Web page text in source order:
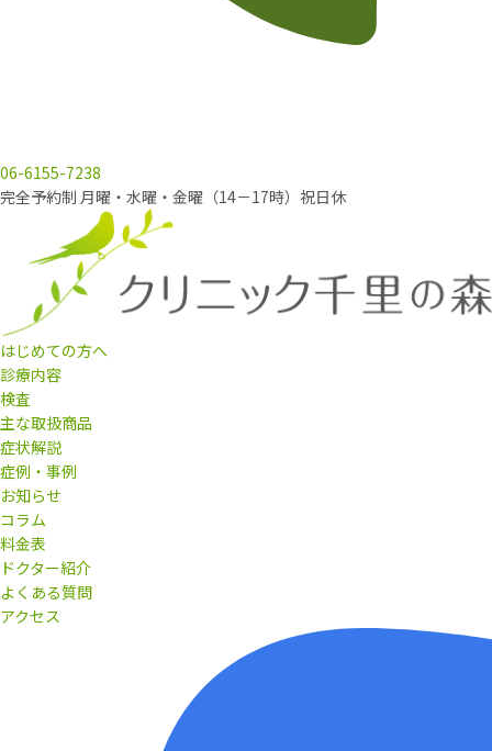
06-6155-7238
完全予約制 月曜・水曜・金曜（14－17時）祝日休
はじめての方へ
診療内容
検査
主な取扱商品
症状解説
症例・事例
お知らせ
コラム
料金表
ドクター紹介
よくある質問
アクセス